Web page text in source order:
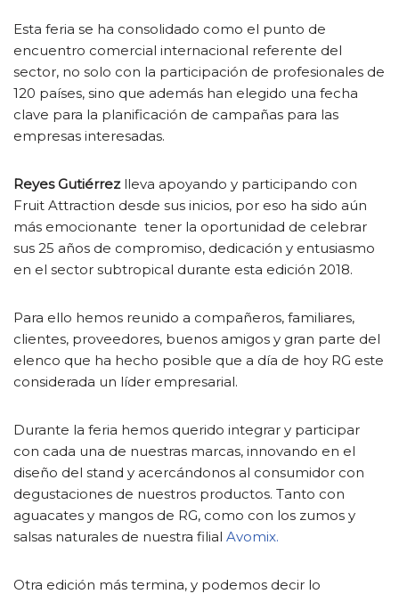
Esta feria se ha consolidado como el punto de
encuentro comercial internacional referente del
sector, no solo con la participación de profesionales de
120 países, sino que además han elegido una fecha
clave para la planificación de campañas para las
empresas interesadas.
Reyes Gutiérrezlleva apoyando y participando con
Fruit Attraction desde sus inicios, por eso ha sido aún
más emocionante tener la oportunidad de celebrar
sus 25 años de compromiso, dedicación y entusiasmo
en el sector subtropical durante esta edición 2018.
Para ello hemos reunido a compañeros, familiares,
clientes, proveedores, buenos amigos y gran parte del
elenco que ha hecho posible que a día de hoy RG este
considerada un líder empresarial.
Durante la feria hemos querido integrar y participar
con cada una de nuestras marcas, innovando en el
diseño del stand y acercándonos al consumidor con
degustaciones de nuestros productos. Tanto con
aguacates y mangos de RG, como con los zumos y
salsas naturales de nuestra filial Avomix.
Otra edición más termina, y podemos decir lo